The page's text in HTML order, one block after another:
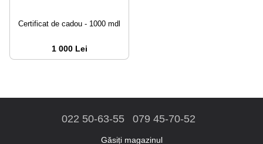
Certificat de cadou - 1000 mdl
1 000 Lei
022 50-63-55 079 45-70-52
Găsiți magazinul